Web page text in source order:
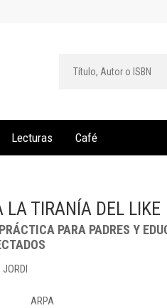
Lecturas Café
LA TIRANÍA DEL LIKE
PARA PADRES Y
JORDI
ARPA